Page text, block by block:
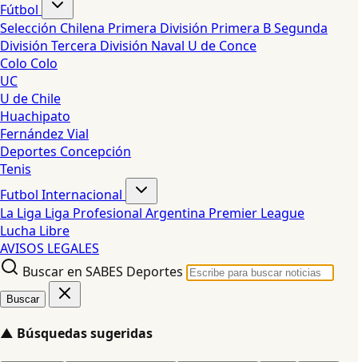
Fútbol
Selección Chilena Primera División Primera BSegunda
División Tercera División Naval U de Conce
Colo Colo
UC
U de Chile
Huachipato
Fernández Vial
Deportes Concepción
Tenis
Futbol Internacional
La Liga Liga Profesional Argentina Premier League
Lucha Libre
AVISOS LEGALES
Buscar en SABES Deportes
Buscar
▲ Búsquedas sugeridas